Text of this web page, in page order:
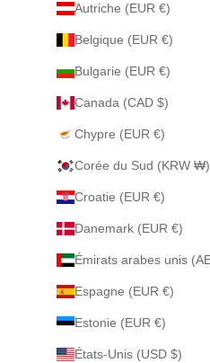
Autriche (EUR €)
Belgique (EUR €)
Bulgarie (EUR €)
Canada (CAD $)
Chypre (EUR €)
Corée du Sud (KRW ₩)
Croatie (EUR €)
Danemark (EUR €)
Espagne (EUR €)
Estonie (EUR €)
États-Unis (USD $)